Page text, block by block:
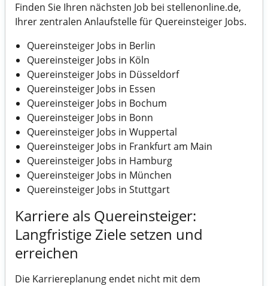
Finden Sie Ihren nächsten Job bei stellenonline.de,
Ihrer zentralen Anlaufstelle für Quereinsteiger Jobs.
Quereinsteiger Jobs in Berlin
Quereinsteiger Jobs in Köln
Quereinsteiger Jobs in Düsseldorf
Quereinsteiger Jobs in Essen
Quereinsteiger Jobs in Bochum
Quereinsteiger Jobs in Bonn
Quereinsteiger Jobs in Wuppertal
Quereinsteiger Jobs in Frankfurt am Main
Quereinsteiger Jobs in Hamburg
Quereinsteiger Jobs in München
Quereinsteiger Jobs in Stuttgart
Karriere als Quereinsteiger:
Langfristige Ziele setzen und
erreichen
Die Karriereplanung endet nicht mit dem